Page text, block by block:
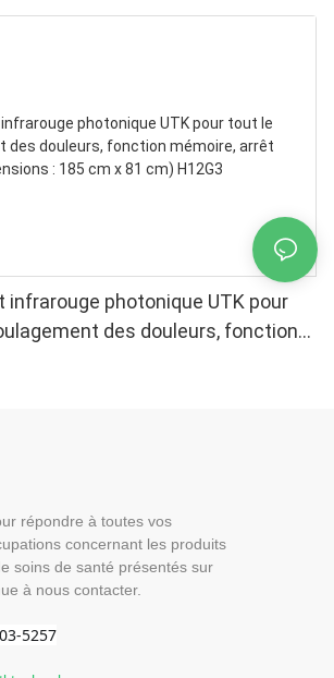
et chauffage uniforme.
photonique UTK pour
des douleurs, fonction
répondre à toutes vos
concernant les produits
soins de santé présentés sur
à nous contacter.